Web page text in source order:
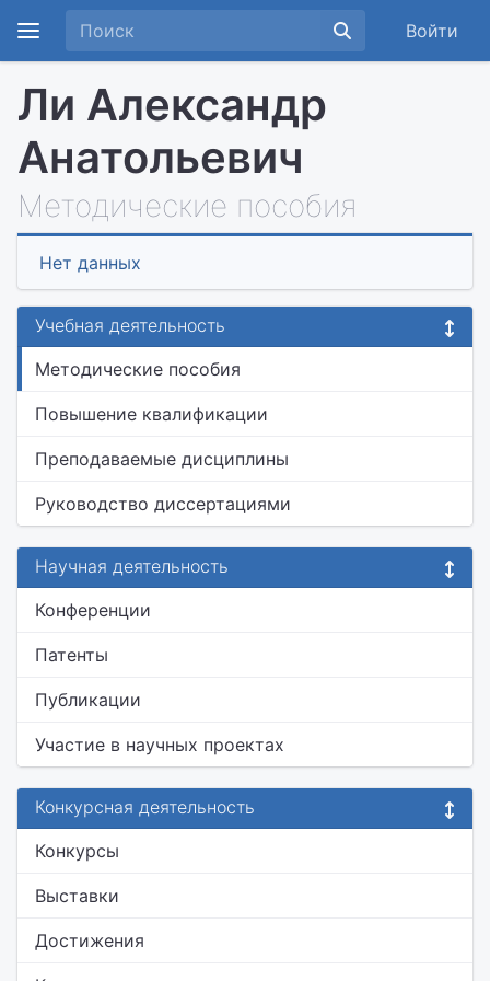
Войти
Ли Александр
Анатольевич
Методические пособия
Нет данных
Учебная деятельность
Методические пособия
Повышение квалификации
Преподаваемые дисциплины
Руководство диссертациями
Научная деятельность
Конференции
Патенты
Публикации
Участие в научных проектах
Конкурсная деятельность
Конкурсы
Выставки
Достижения